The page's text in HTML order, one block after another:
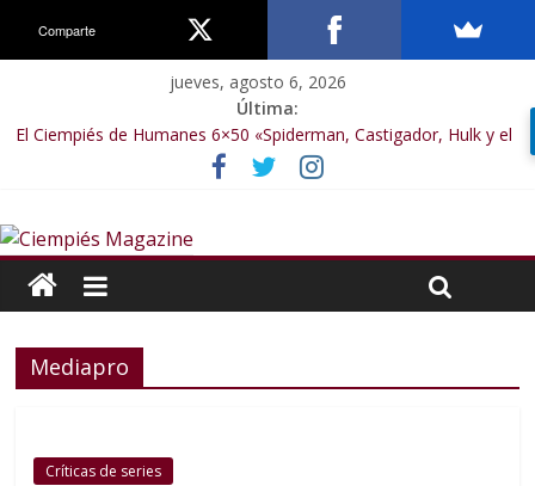
jueves, agosto 6, 2026
Última:
El Ciempiés de Humanes 6×50 «Spiderman, Castigador, Hulk y el
final de la sexta temporada»
El Ciempiés de Humanes 6×49 «Kiritaaaaa»
El Ciempiés de Humanes 6×47 «De nada por nada»
El Ciempiés de Humanes 6×46 «Ciudadano Minion»
Mediapro
Críticas de series
Comparte